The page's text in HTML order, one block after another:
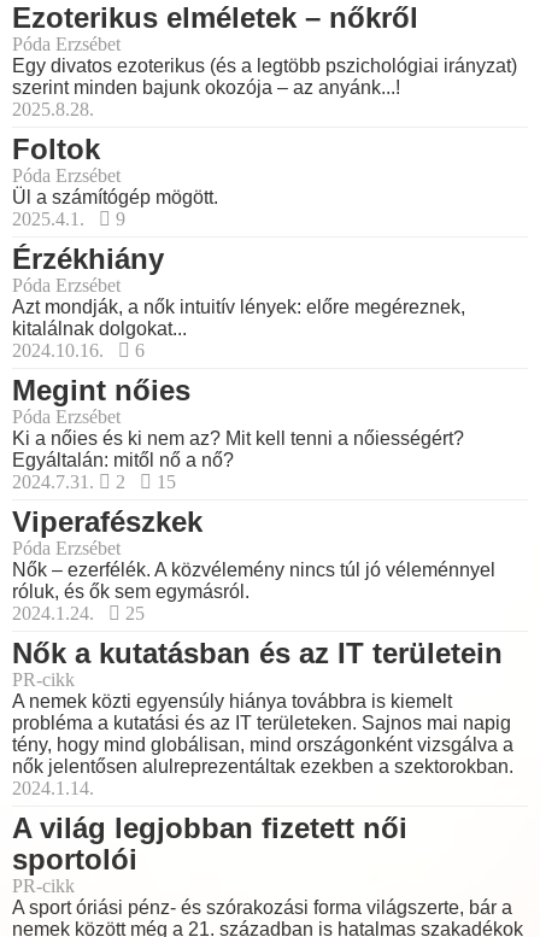
Ezoterikus elméletek – nőkről
Póda Erzsébet
Egy divatos ezoterikus (és a legtöbb pszichológiai irányzat)
szerint minden bajunk okozója – az anyánk...!
2025.8.28.
Foltok
Póda Erzsébet
Ül a számítógép mögött.
2025.4.1.
9
Érzékhiány
Póda Erzsébet
Azt mondják, a nők intuitív lények: előre megéreznek,
kitalálnak dolgokat...
2024.10.16.
6
Megint nőies
Póda Erzsébet
Ki a nőies és ki nem az? Mit kell tenni a nőiességért?
Egyáltalán: mitől nő a nő?
2024.7.31.
2 15
Viperafészkek
Póda Erzsébet
Nők – ezerfélék. A közvélemény nincs túl jó véleménnyel
róluk, és ők sem egymásról.
2024.1.24.
25
Nők a kutatásban és az IT területein
PR-cikk
A nemek közti egyensúly hiánya továbbra is kiemelt
probléma a kutatási és az IT területeken. Sajnos mai napig
tény, hogy mind globálisan, mind országonként vizsgálva a
nők jelentősen alulreprezentáltak ezekben a szektorokban.
2024.1.14.
A világ legjobban fizetett női
sportolói
PR-cikk
A sport óriási pénz- és szórakozási forma világszerte, bár a
nemek között még a 21. században is hatalmas szakadékok